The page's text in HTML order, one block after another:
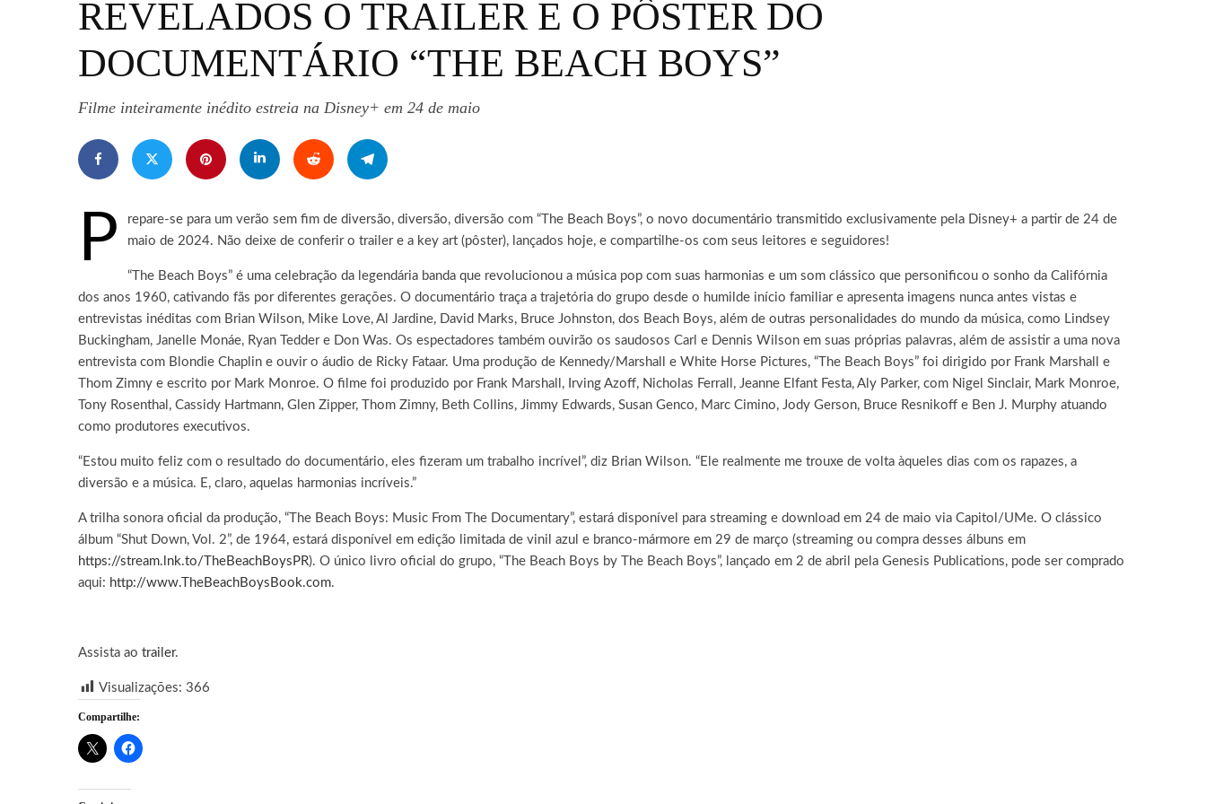
REVELADOS O TRAILER E O PÔSTER DO
DOCUMENTÁRIO “THE BEACH BOYS”
Filme inteiramente inédito estreia na Disney+ em 24 de maio
P
repare-se para um verão sem fim de diversão, diversão, diversão com “The Beach Boys”, o novo documentário transmitido exclusivamente pela Disney+ a partir de 24 de
maio de 2024. Não deixe de conferir o trailer e a key art (pôster), lançados hoje, e compartilhe-os com seus leitores e seguidores!
“The Beach Boys” é uma celebração da legendária banda que revolucionou a música pop com suas harmonias e um som clássico que personificou o sonho da Califórnia
dos anos 1960, cativando fãs por diferentes gerações. O documentário traça a trajetória do grupo desde o humilde início familiar e apresenta imagens nunca antes vistas e
entrevistas inéditas com Brian Wilson, Mike Love, Al Jardine, David Marks, Bruce Johnston, dos Beach Boys, além de outras personalidades do mundo da música, como Lindsey
Buckingham, Janelle Monáe, Ryan Tedder e Don Was. Os espectadores também ouvirão os saudosos Carl e Dennis Wilson em suas próprias palavras, além de assistir a uma nova
entrevista com Blondie Chaplin e ouvir o áudio de Ricky Fataar. Uma produção de Kennedy/Marshall e White Horse Pictures, “The Beach Boys” foi dirigido por Frank Marshall e
Thom Zimny e escrito por Mark Monroe. O filme foi produzido por Frank Marshall, Irving Azoff, Nicholas Ferrall, Jeanne Elfant Festa, Aly Parker, com Nigel Sinclair, Mark Monroe,
Tony Rosenthal, Cassidy Hartmann, Glen Zipper, Thom Zimny, Beth Collins, Jimmy Edwards, Susan Genco, Marc Cimino, Jody Gerson, Bruce Resnikoff e Ben J. Murphy atuando
como produtores executivos.
“Estou muito feliz com o resultado do documentário, eles fizeram um trabalho incrível”, diz Brian Wilson. “Ele realmente me trouxe de volta àqueles dias com os rapazes, a
diversão e a música. E, claro, aquelas harmonias incríveis.”
A trilha sonora oficial da produção, “The Beach Boys: Music From The Documentary”, estará disponível para streaming e download em 24 de maio via Capitol/UMe. O clássico
álbum “Shut Down, Vol. 2”, de 1964, estará disponível em edição limitada de vinil azul e branco-mármore em 29 de março (streaming ou compra desses álbuns em
https://stream.lnk.to/TheBeachBoysPR). O único livro oficial do grupo, “The Beach Boys by The Beach Boys”, lançado em 2 de abril pela Genesis Publications, pode ser comprado
aqui: http://www.TheBeachBoysBook.com.
Assista ao trailer.
Visualizações: 366
Compartilhe: